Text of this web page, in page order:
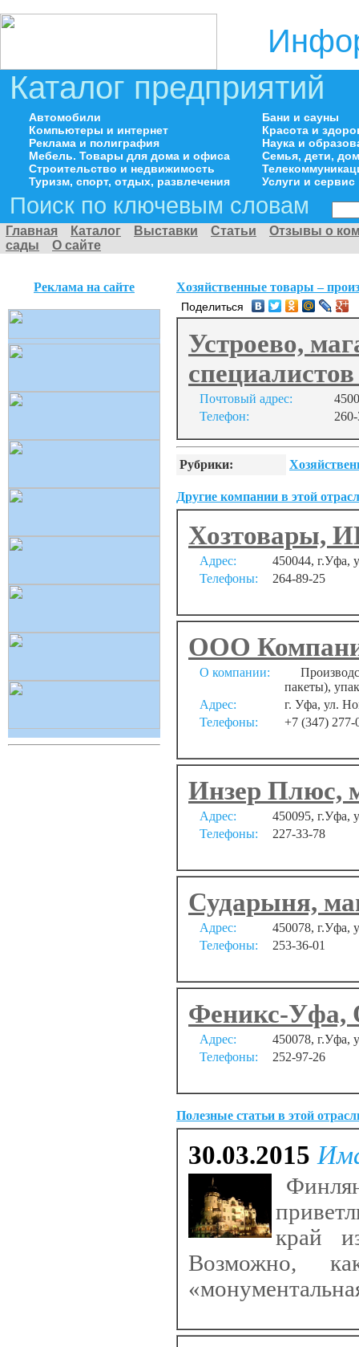
Каталог предприятий
Автомобили
Компьютеры и интернет
Реклама и полиграфия
Мебель. Товары для дома и офиса
Строительство и недвижимость
Туризм, спорт, отдых, развлечения
Бани и сауны
Красота и
Наука и
Семья, дети,
Услуги и сервис
Поиск по ключевым словам
Главная Каталог Выставки Статьи
Отзывы о
сады
О сайте
Реклама на сайте Хозяйственные товары –
Поделиться
Устроево,
Почтовый адрес:
Телефон:
Рубрики:
Другие компании в этой
Хозтовары,
Адрес:
450044, г.Уфа,
Телефоны:
264-89-25
ООО
О компании:
пакеты),
Адрес:
г. Уфа, ул.
Телефоны:
+7 (347) 277-
Инзер Плюс,
Адрес:
450095, г.Уфа,
Телефоны:
227-33-78
Сударыня,
Адрес:
450078, г.Уфа,
Телефоны:
253-36-01
Феникс-
Адрес:
450078, г.Уфа,
Телефоны:
252-97-26
Полезные статьи в этой
30.03.2015
край
Возможно,